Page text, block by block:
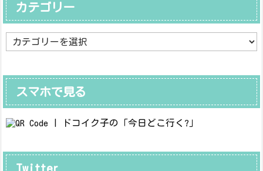
カテゴリー
テ
ー
スマホで見る
Twitter